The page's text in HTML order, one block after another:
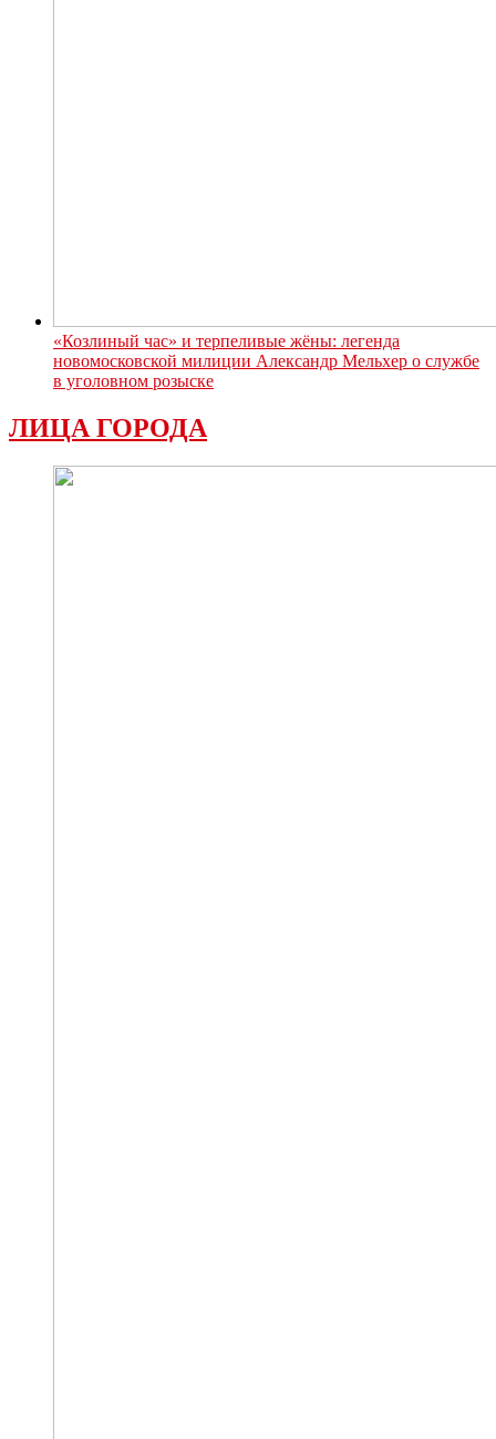
«Козлиный час» и терпеливые жёны: легенда
новомосковской милиции Александр Мельхер о службе
в уголовном розыске
ЛИЦА ГОРОДА